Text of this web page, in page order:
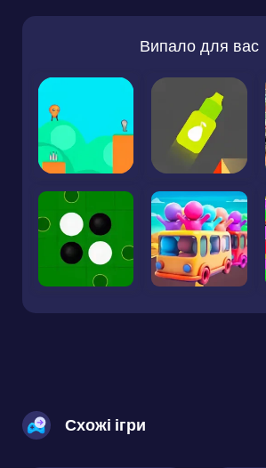
Випало для вас
Схожі ігри